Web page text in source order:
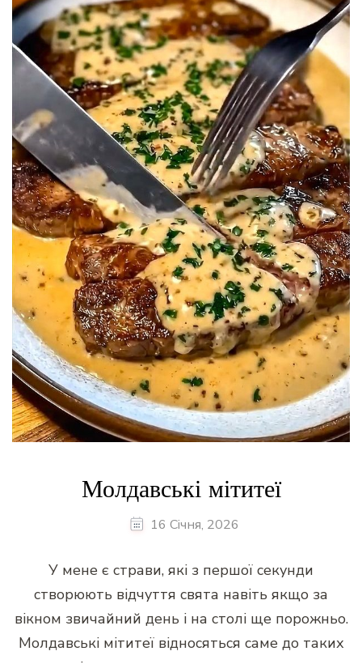
Молдавські мітитеї
16 Січня, 2026
У мене є страви, які з першої секунди
створюють відчуття свята навіть якщо за
вікном звичайний день і на столі ще порожньо.
Молдавські мітитеї відносяться саме до таких